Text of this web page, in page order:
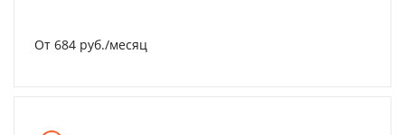
От 684 руб./месяц